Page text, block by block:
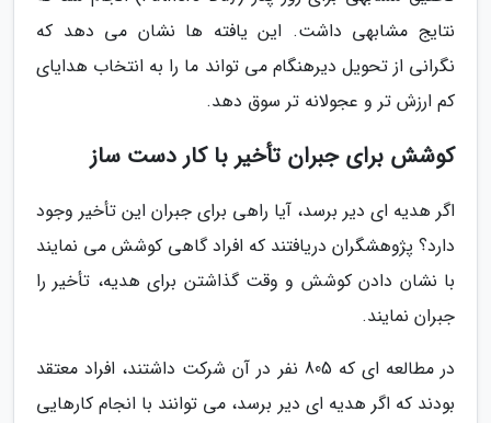
نتایج مشابهی داشت. این یافته ها نشان می دهد که
نگرانی از تحویل دیرهنگام می تواند ما را به انتخاب هدایای
کم ارزش تر و عجولانه تر سوق دهد.
کوشش برای جبران تأخیر با کار دست ساز
اگر هدیه ای دیر برسد، آیا راهی برای جبران این تأخیر وجود
دارد؟ پژوهشگران دریافتند که افراد گاهی کوشش می نمایند
با نشان دادن کوشش و وقت گذاشتن برای هدیه، تأخیر را
جبران نمایند.
در مطالعه ای که 805 نفر در آن شرکت داشتند، افراد معتقد
بودند که اگر هدیه ای دیر برسد، می توانند با انجام کارهایی